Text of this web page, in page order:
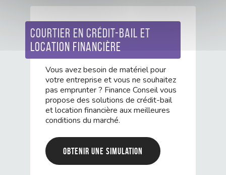
Courtier en crédit-bail et
location financière
Vous avez besoin de matériel pour
votre entreprise et vous ne souhaitez
pas emprunter ? Finance Conseil vous
propose des solutions de crédit-bail
et location financière aux meilleures
conditions du marché.
Obtenir une simulation